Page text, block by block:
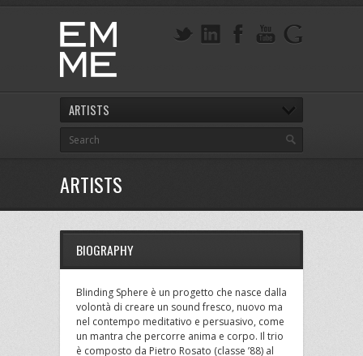
ARTISTS
ARTISTS
BIOGRAPHY
Blinding Sphere è un progetto che nasce dalla
volontà di creare un sound fresco, nuovo ma
nel contempo meditativo e persuasivo, come
un mantra che percorre anima e corpo. Il trio
è composto da Pietro Rosato (classe ’88) al